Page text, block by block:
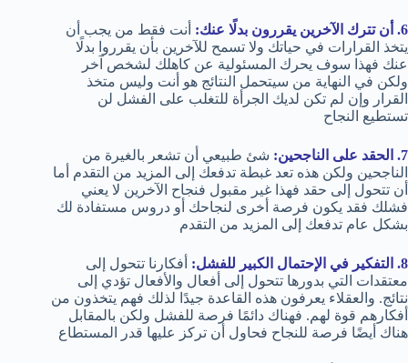
6. أن تترك الآخرين يقررون بدلًا عنك:
أنت فقط من يجب أن
يتخذ القرارات في حياتك ولا تسمح للآخرين بأن يقرروا بدلًا
عنك فهذا سوف يحرك المسئولية عن كاهلك لشخص آخر
ولكن في النهاية من سيتحمل النتائج هو أنت وليس متخذ
القرار وإن لم تكن لديك الجرأة للتغلب على الفشل لن
تستطيع النجاح
7. الحقد على الناجحين:
شئ طبيعي أن تشعر بالغيرة من
الناجحين ولكن هذه تعد غبطة تدفعك إلى المزيد من التقدم أما
أن تتحول إلى حقد فهذا غير مقبول فنجاح الآخرين لا يعني
فشلك فقد يكون فرصة أخرى لنجاحك أو دروس مستفادة لك
بشكل عام تدفعك إلى المزيد من التقدم
8. التفكير في الإحتمال الكبير للفشل:
أفكارنا تتحول إلى
معتقدات التي بدورها تتحول إلى أفعال والأفعال تؤدي إلى
نتائج. والعقلاء يعرفون هذه القاعدة جيدًا لذلك فهم يتخذون من
أفكارهم قوة لهم. فهناك دائمًا فرصة للفشل ولكن بالمقابل
هناك أيضًا فرصة للنجاح فحاول أن تركز عليها قدر المستطاع